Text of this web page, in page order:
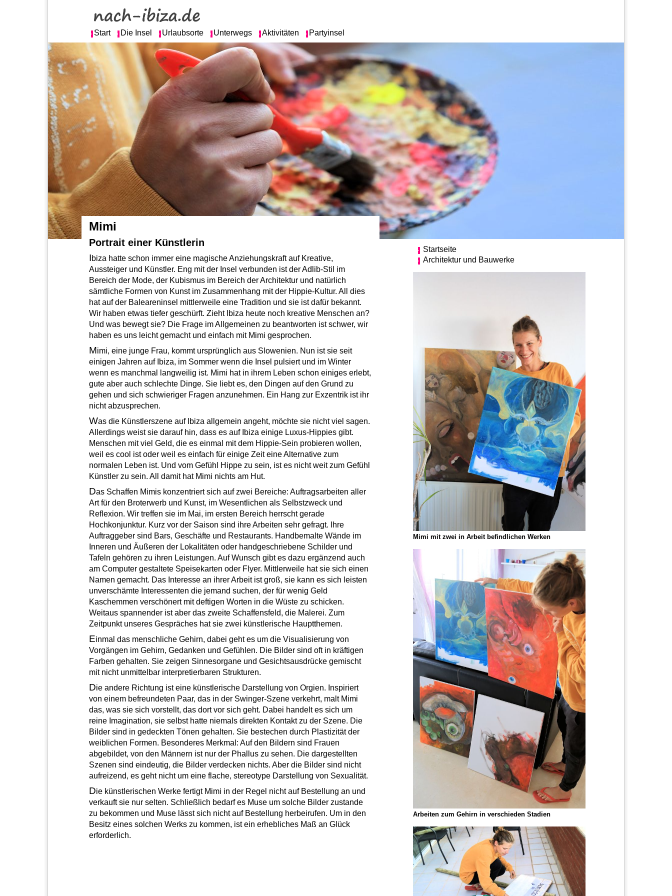
Start Die Insel Urlaubsorte Unterwegs Aktivitäten Partyinsel
Mimi
Portrait einer Künstlerin
Ibiza hatte schon immer eine magische Anziehungskraft auf Kreative,
Aussteiger und Künstler. Eng mit der Insel verbunden ist der Adlib-Stil im
Bereich der Mode, der Kubismus im Bereich der Architektur und natürlich
sämtliche Formen von Kunst im Zusammenhang mit der Hippie-Kultur. All dies
hat auf der Baleareninsel mittlerweile eine Tradition und sie ist dafür bekannt.
Wir haben etwas tiefer geschürft. Zieht Ibiza heute noch kreative Menschen an?
Und was bewegt sie? Die Frage im Allgemeinen zu beantworten ist schwer, wir
haben es uns leicht gemacht und einfach mit Mimi gesprochen.
Mimi, eine junge Frau, kommt ursprünglich aus Slowenien. Nun ist sie seit
einigen Jahren auf Ibiza, im Sommer wenn die Insel pulsiert und im Winter
wenn es manchmal langweilig ist. Mimi hat in ihrem Leben schon einiges erlebt,
gute aber auch schlechte Dinge. Sie liebt es, den Dingen auf den Grund zu
gehen und sich schwieriger Fragen anzunehmen. Ein Hang zur Exzentrik ist ihr
nicht abzusprechen.
Was die Künstlerszene auf Ibiza allgemein angeht, möchte sie nicht viel sagen.
Allerdings weist sie darauf hin, dass es auf Ibiza einige Luxus-Hippies gibt.
Menschen mit viel Geld, die es einmal mit dem Hippie-Sein probieren wollen,
weil es cool ist oder weil es einfach für einige Zeit eine Alternative zum
normalen Leben ist. Und vom Gefühl Hippe zu sein, ist es nicht weit zum Gefühl
Künstler zu sein. All damit hat Mimi nichts am Hut.
Das Schaffen Mimis konzentriert sich auf zwei Bereiche: Auftragsarbeiten aller
Art für den Broterwerb und Kunst, im Wesentlichen als Selbstzweck und
Reflexion. Wir treffen sie im Mai, im ersten Bereich herrscht gerade
Hochkonjunktur. Kurz vor der Saison sind ihre Arbeiten sehr gefragt. Ihre
Auftraggeber sind Bars, Geschäfte und Restaurants. Handbemalte Wände im
Inneren und Äußeren der Lokalitäten oder handgeschriebene Schilder und
Tafeln gehören zu ihren Leistungen. Auf Wunsch gibt es dazu ergänzend auch
am Computer gestaltete Speisekarten oder Flyer. Mittlerweile hat sie sich einen
Namen gemacht. Das Interesse an ihrer Arbeit ist groß, sie kann es sich leisten
unverschämte Interessenten die jemand suchen, der für wenig Geld
Kaschemmen verschönert mit deftigen Worten in die Wüste zu schicken.
Weitaus spannender ist aber das zweite Schaffensfeld, die Malerei. Zum
Zeitpunkt unseres Gespräches hat sie zwei künstlerische Hauptthemen.
Einmal das menschliche Gehirn, dabei geht es um die Visualisierung von
Vorgängen im Gehirn, Gedanken und Gefühlen. Die Bilder sind oft in kräftigen
Farben gehalten. Sie zeigen Sinnesorgane und Gesichtsausdrücke gemischt
mit nicht unmittelbar interpretierbaren Strukturen.
Die andere Richtung ist eine künstlerische Darstellung von Orgien. Inspiriert
von einem befreundeten Paar, das in der Swinger-Szene verkehrt, malt Mimi
das, was sie sich vorstellt, das dort vor sich geht. Dabei handelt es sich um
reine Imagination, sie selbst hatte niemals direkten Kontakt zu der Szene. Die
Bilder sind in gedeckten Tönen gehalten. Sie bestechen durch Plastizität der
weiblichen Formen. Besonderes Merkmal: Auf den Bildern sind Frauen
abgebildet, von den Männern ist nur der Phallus zu sehen. Die dargestellten
Szenen sind eindeutig, die Bilder verdecken nichts. Aber die Bilder sind nicht
aufreizend, es geht nicht um eine flache, stereotype Darstellung von Sexualität.
Die künstlerischen Werke fertigt Mimi in der Regel nicht auf Bestellung an und
verkauft sie nur selten. Schließlich bedarf es Muse um solche Bilder zustande
zu bekommen und Muse lässt sich nicht auf Bestellung herbeirufen. Um in den
Besitz eines solchen Werks zu kommen, ist ein erhebliches Maß an Glück
erforderlich.
Startseite
Architektur und Bauwerke
Mimi mit zwei in Arbeit befindlichen Werken
Arbeiten zum Gehirn in verschieden Stadien